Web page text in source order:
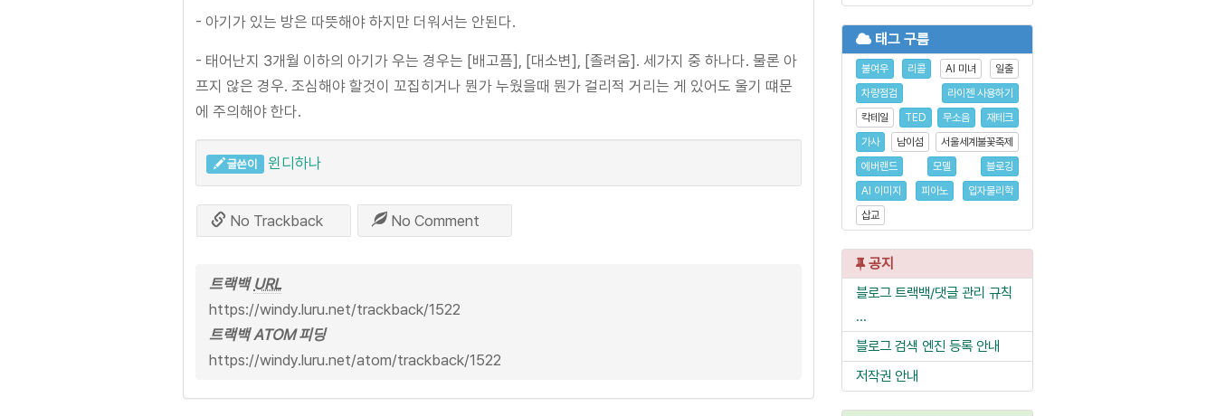
- 아기가 있는 방은 따뜻해야 하지만 더워서는 안된다.
- 태어난지 3개월 이하의 아기가 우는 경우는 [배고픔], [대소변], [졸려움]. 세가지 중 하나다. 물론 아
프지 않은 경우. 조심해야 할것이 꼬집히거나 뭔가 누웠을때 뭔가 걸리적 거리는 게 있어도 울기 떄문
에 주의해야 한다.
글쓴이 윈디하나
No Trackback No Comment
트랙백 URL
https://windy.luru.net/trackback/1522
트랙백 ATOM 피딩
https://windy.luru.net/atom/trackback/1522
태그 구름
불여우 리콜 AI 미녀
일출
차량점검
라이젠 사용하기
칵테일
TED 무소음
재테크
가사
남이섬
서울세계불꽃축제
에버랜드
모델
블로깅
AI 이미지
피아노
입자물리학
삽교
공지
블로그 트랙백/댓글 관리 규칙
...
블로그 검색 엔진 등록 안내
저작권 안내